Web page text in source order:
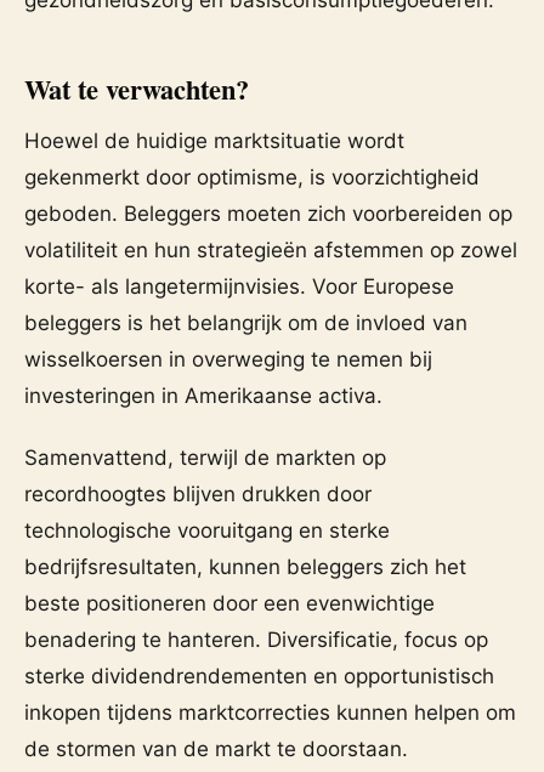
Wat te verwachten?
Hoewel de huidige marktsituatie wordt
gekenmerkt door optimisme, is voorzichtigheid
geboden. Beleggers moeten zich voorbereiden op
volatiliteit en hun strategieën afstemmen op zowel
korte- als langetermijnvisies. Voor Europese
beleggers is het belangrijk om de invloed van
wisselkoersen in overweging te nemen bij
investeringen in Amerikaanse activa.
Samenvattend, terwijl de markten op
recordhoogtes blijven drukken door
technologische vooruitgang en sterke
bedrijfsresultaten, kunnen beleggers zich het
beste positioneren door een evenwichtige
benadering te hanteren. Diversificatie, focus op
sterke dividendrendementen en opportunistisch
inkopen tijdens marktcorrecties kunnen helpen om
de stormen van de markt te doorstaan.